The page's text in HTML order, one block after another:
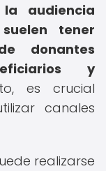
audiencia
tener
donantes
y
es crucial
canales
realizarse